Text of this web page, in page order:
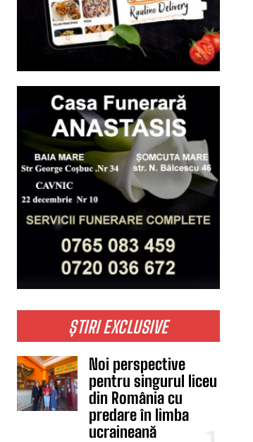
ȘTIRI EXCLUSIVE
Noi perspective
pentru singurul liceu
din România cu
predare în limba
ucraineană